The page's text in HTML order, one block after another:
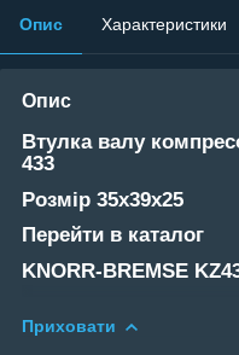
Опис Характеристики
Опис
Втулка валу
433
Розмір 35x39x25
Перейти в каталог
KNORR-BREMSE
Приховати